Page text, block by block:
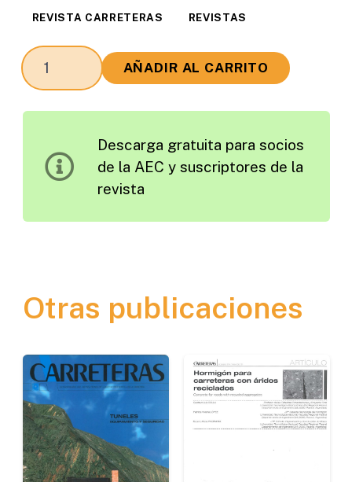
REVISTA CARRETERAS REVISTAS
Revista
Carreteras
AÑADIR AL CARRITO
Descarga gratuita para socios
de la AEC y suscriptores de la
revista
Otras publicaciones